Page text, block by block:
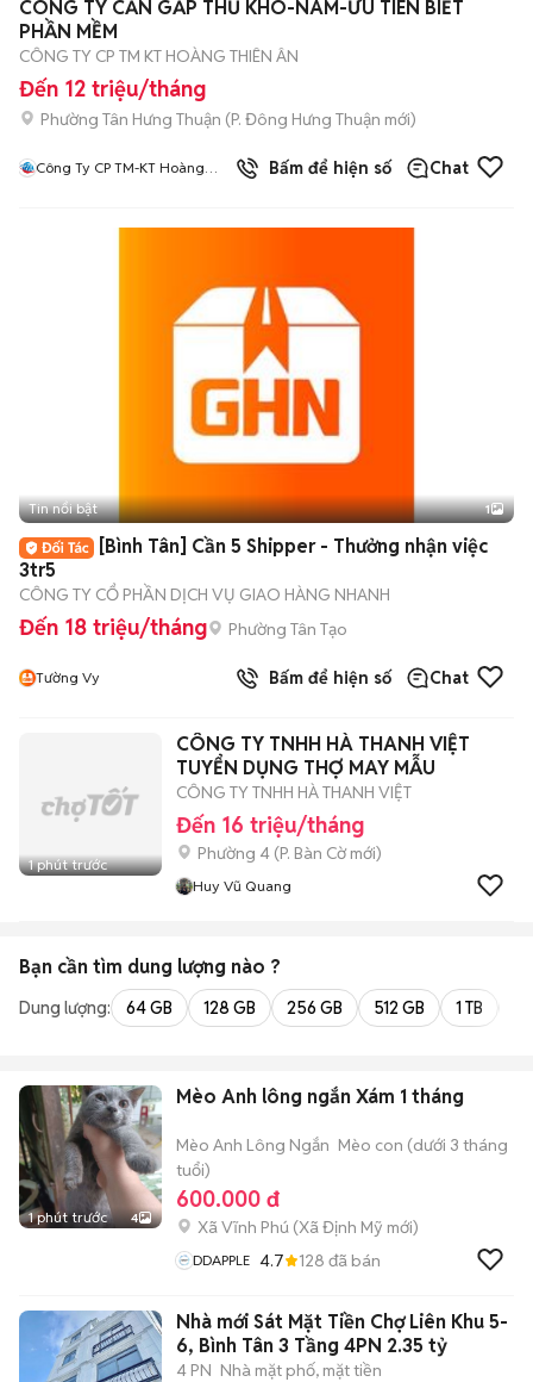
CÔNG TY CẦN GẤP THỦ KHO-NAM-ƯU TIÊN BIẾT
PHẦN MỀM
CÔNG TY CP TM KT HOÀNG THIÊN ÂN
Đến 12 triệu/tháng
Phường Tân Hưng Thuận (P. Đông Hưng Thuận mới)
Công Ty CP TM-KT Hoàng
Bấm để hiện số Chat
Tin nổi bật 1
[Bình Tân] Cần 5 Shipper - Thưởng nhận việc
3tr5
CÔNG TY CỔ PHẦN DỊCH VỤ GIAO HÀNG NHANH
Đến 18 triệu/tháng Phường Tân Tạo
Tường Vy Bấm để hiện số Chat
1 phút trước
CÔNG TY TNHH HÀ THANH VIỆT
TUYỂN DỤNG THỢ MAY MẪU
CÔNG TY TNHH HÀ THANH VIỆT
Đến 16 triệu/tháng
Phường 4 (P. Bàn Cờmới)
Huy Vũ Quang
Bạn cần tìm dung lượng nào ?
Dung lượng: 64 GB 128 GB 256 GB 512 GB 1 TB
1 phút trước 4
Mèo Anh lông ngắn Xám 1 tháng
Mèo Anh Lông Ngắn Mèo con (dưới 3 tháng
tuổi)
600.000 đ
Xã Vĩnh Phú (Xã Định Mỹ mới)
DDAPPLE 4.7 128 đã bán
Nhà mới Sát Mặt Tiền Chợ Liên Khu 5-
6, Bình Tân 3 Tầng 4PN 2.35 tỷ
4 PN Nhà mặt phố, mặt tiền